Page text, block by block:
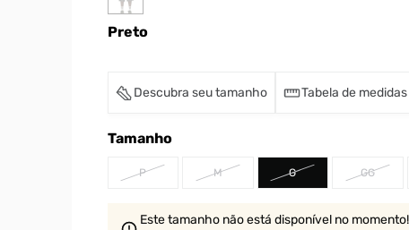
Preto
Descubra seu tamanho Tabela de medidas
Tamanho
P M G GG
Este tamanho não está disponível no momento!